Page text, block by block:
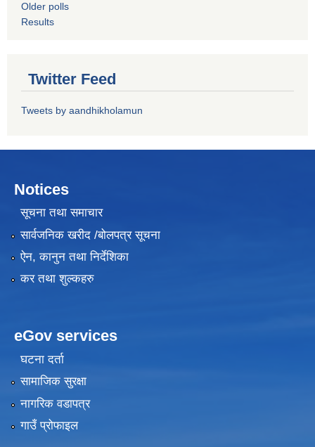
Older polls
Results
Twitter Feed
Tweets by aandhikholamun
Notices
सूचना तथा समाचार
सार्वजनिक खरीद /बोलपत्र सूचना
ऐन, कानुन तथा निर्देशिका
कर तथा शुल्कहरु
eGov services
घटना दर्ता
सामाजिक सुरक्षा
नागरिक वडापत्र
गाउँ प्रोफाइल